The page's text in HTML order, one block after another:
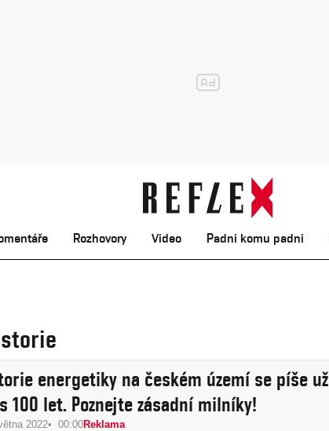
Rozhovory Video Padni komu padni
energetiky na českém území se píše už
100 let. Poznejte zásadní milníky!
2022 00:00Reklama